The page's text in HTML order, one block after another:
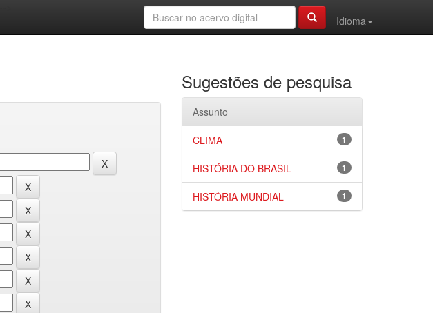
Idioma
Sugestões de pesquisa
Assunto
1
CLIMA
1
HISTÓRIA DO BRASIL
1
HISTÓRIA MUNDIAL